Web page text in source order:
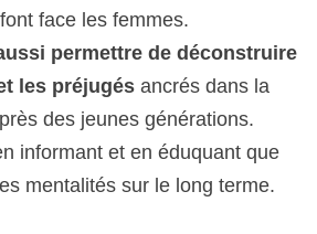
face les femmes.
permettre de déconstruire
les préjugésancrés dans la
des jeunes générations.
informant et en éduquant que
mentalités sur le long terme.